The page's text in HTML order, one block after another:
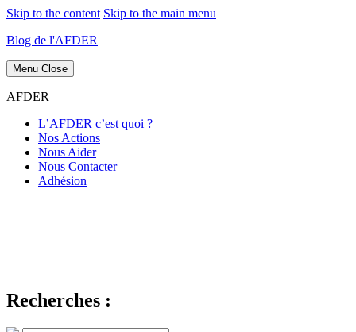
Skip to the content Skip to the main menu
Blog de l'AFDER
Menu Close
AFDER
L’AFDER c’est quoi ?
Nos Actions
Nous Aider
Nous Contacter
Adhésion
Recherches :